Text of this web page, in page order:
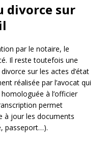
divorce sur
par le notaire, le
Il reste toutefois une
sur les actes d’état
réalisée par l’avocat qui
à l’officier
permet
à jour les documents
passeport…).